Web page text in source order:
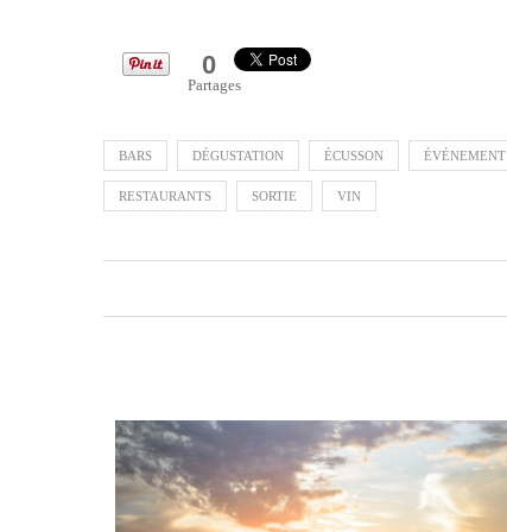
0
Partages
BARS DÉGUSTATION ÉCUSSON ÉVÉNEMENT
RESTAURANTS SORTIE VIN